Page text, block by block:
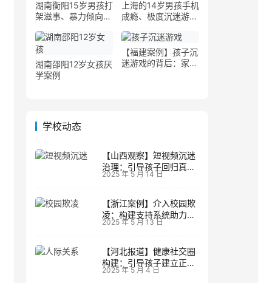
湖南衡阳15岁男孩打
架滋事、暴力倾向案
上海的14岁男孩手机
成瘾、极度沉迷游戏
湖南邵阳12岁女孩厌
学案例
【福建案例】孩子沉
迷游戏的背后：家长
学校动态
【山西观察】短视频沉迷
治理：引导孩子回归真实
生活
2025 年 5 月 14 日
【浙江案例】介入校园欺
凌：构建支持系统助力孩
子成长
2025 年 5 月 13 日
【河北报道】健康社交圈
构建：引导孩子建立正向
人际关系
2025 年 5 月 4 日